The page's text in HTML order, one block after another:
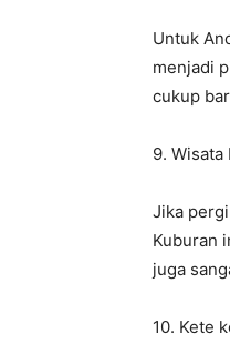
Untuk
menjadi
cukup
9. Wisata
Jika
Kuburan
juga
10. Kete